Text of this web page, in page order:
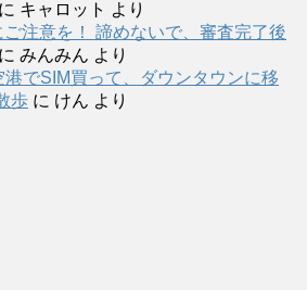
に キャロット より
注意を！ 諦めないで、審査完了後
に みんみん より
でSIM買って、ダウンタウンに移
歩 に けん より